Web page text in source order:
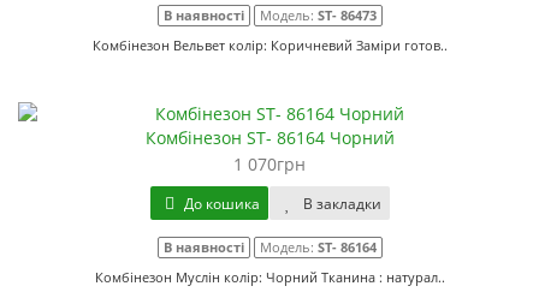
В наявності Модель: ST- 86473
Комбінезон Вельвет колір: Коричневий Заміри готов..
Комбінезон ST- 86164 Чорний
1 070грн
До кошика В закладки
В наявності Модель: ST- 86164
Комбінезон Муслін колір: Чорний Тканина : натурал..